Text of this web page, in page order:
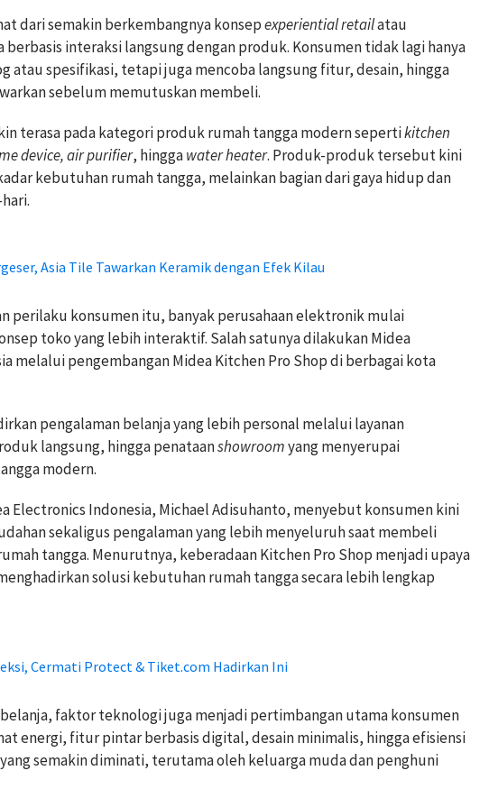
dari semakin berkembangnya konsepexperiential retailatau
berbasis interaksi langsung dengan produk. Konsumen tidak lagi hanya
atau spesifikasi, tetapi juga mencoba langsung fitur, desain, hingga
sebelum memutuskan membeli.
terasa pada kategori produk rumah tangga modern sepertikitchen
device, air purifier, hinggawater heater. Produk-produk tersebut kini
kebutuhan rumah tangga, melainkan bagian dari gaya hidup dan
Asia Tile Tawarkan Keramik dengan Efek Kilau
perilaku konsumen itu, banyak perusahaan elektronik mulai
toko yang lebih interaktif. Salah satunya dilakukan Midea
melalui pengembangan Midea Kitchen Pro Shop di berbagai kota
pengalaman belanja yang lebih personal melalui layanan
langsung, hingga penataanshowroomyang menyerupai
modern.
Electronics Indonesia, Michael Adisuhanto, menyebut konsumen kini
sekaligus pengalaman yang lebih menyeluruh saat membeli
tangga. Menurutnya, keberadaan Kitchen Pro Shop menjadi upaya
solusi kebutuhan rumah tangga secara lebih lengkap
Cermati Protect & Tiket.com Hadirkan Ini
faktor teknologi juga menjadi pertimbangan utama konsumen
energi, fitur pintar berbasis digital, desain minimalis, hingga efisiensi
semakin diminati, terutama oleh keluarga muda dan penghuni